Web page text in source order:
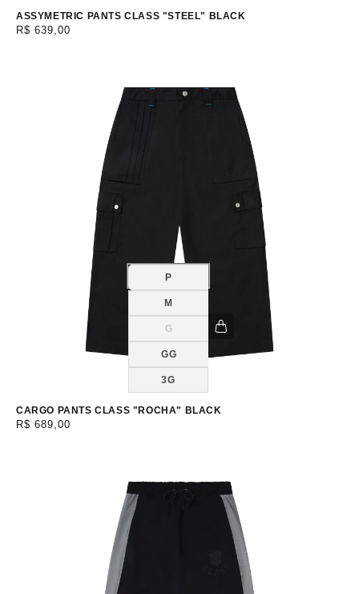
indisponível
ASSYMETRIC PANTS CLASS "STEEL" BLACK
Preço
R$ 639,00
P
M
GVariante
esgotada
ou
indisponível
GG
3G
CARGO PANTS CLASS "ROCHA" BLACK
Preço
R$ 689,00